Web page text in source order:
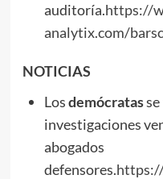
auditoría.https://
analytix.com/
NOTICIAS
Losdemócratasse
investigaciones
abogados
defensores.